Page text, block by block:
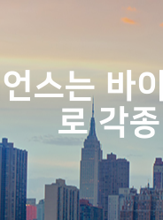
스는 바
로 각